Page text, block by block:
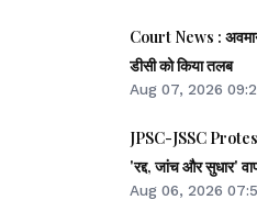
Court News : अवमानना मामले में हाईकोर्ट ने पलामू
डीसी को किया तलब
Aug 07, 2026
JPSC-JSSC
'रद्द, जांच और सुधार'
Aug 06, 2026